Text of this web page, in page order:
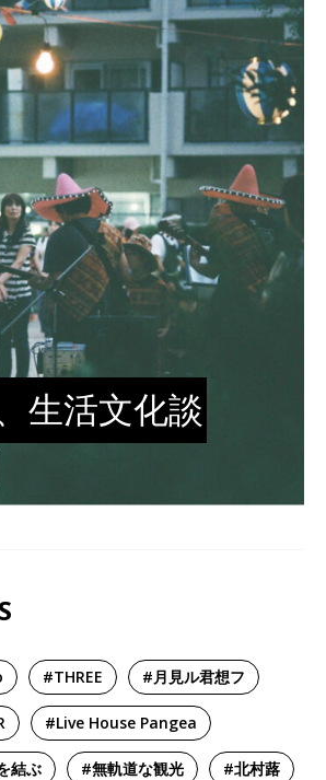
生活文化談
#THREE #月見ル君想フ
#Live House Pangea
結ぶ #無軌道な観光 #北村蕗